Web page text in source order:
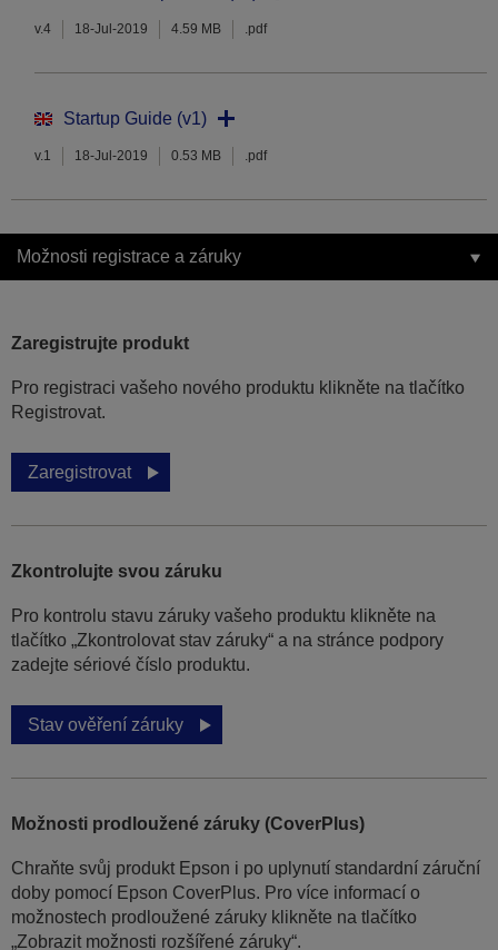
v.4 18-Jul-2019 4.59 MB .pdf
Startup Guide (v1)
v.1 18-Jul-2019 0.53 MB .pdf
Možnosti registrace a záruky
Zaregistrujte produkt
Pro registraci vašeho nového produktu klikněte na tlačítko
Registrovat.
Zaregistrovat
Zkontrolujte svou záruku
Pro kontrolu stavu záruky vašeho produktu klikněte na
tlačítko „Zkontrolovat stav záruky“ a na stránce podpory
zadejte sériové číslo produktu.
Stav ověření záruky
Možnosti prodloužené záruky (CoverPlus)
Chraňte svůj produkt Epson i po uplynutí standardní záruční
doby pomocí Epson CoverPlus. Pro více informací o
možnostech prodloužené záruky klikněte na tlačítko
„Zobrazit možnosti rozšířené záruky“.